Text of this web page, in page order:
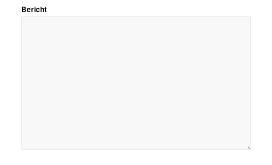
Bericht